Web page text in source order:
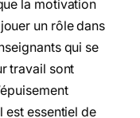
la motivation
un rôle dans
qui se
travail sont
est essentiel de